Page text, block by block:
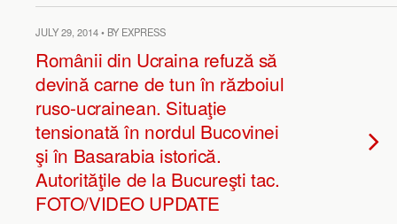
JULY 29, 2014 • BY EXPRESS
Românii din Ucraina refuză să
devină carne de tun în războiul
ruso-ucrainean. Situaţie
tensionată în nordul Bucovinei
şi în Basarabia istorică.
Autorităţile de la Bucureşti tac.
FOTO/VIDEO UPDATE